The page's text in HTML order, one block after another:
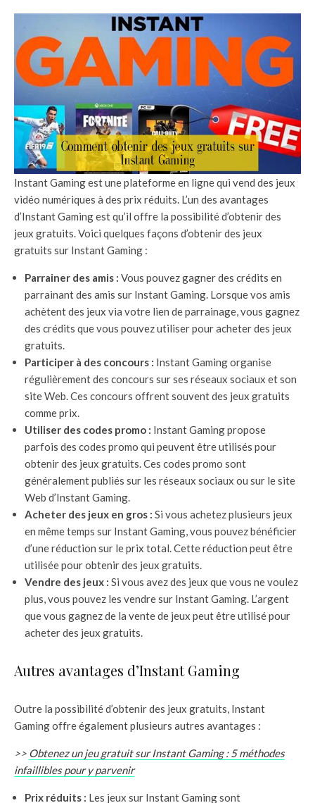
Instant Gaming est une plateforme en ligne qui vend des jeux
vidéo numériques à des prix réduits. L’un des avantages
d’Instant Gaming est qu’il offre la possibilité d’obtenir des
jeux gratuits. Voici quelques façons d’obtenir des jeux
gratuits sur Instant Gaming :
Parrainer des amis : Vous pouvez gagner des crédits en
parrainant des amis sur Instant Gaming. Lorsque vos amis
achètent des jeux via votre lien de parrainage, vous gagnez
des crédits que vous pouvez utiliser pour acheter des jeux
gratuits.
Participer à des concours : Instant Gaming organise
régulièrement des concours sur ses réseaux sociaux et son
site Web. Ces concours offrent souvent des jeux gratuits
comme prix.
Utiliser des codes promo : Instant Gaming propose
parfois des codes promo qui peuvent être utilisés pour
obtenir des jeux gratuits. Ces codes promo sont
généralement publiés sur les réseaux sociaux ou sur le site
Web d’Instant Gaming.
Acheter des jeux en gros : Si vous achetez plusieurs jeux
en même temps sur Instant Gaming, vous pouvez bénéficier
d’une réduction sur le prix total. Cette réduction peut être
utilisée pour obtenir des jeux gratuits.
Vendre des jeux : Si vous avez des jeux que vous ne voulez
plus, vous pouvez les vendre sur Instant Gaming. L’argent
que vous gagnez de la vente de jeux peut être utilisé pour
acheter des jeux gratuits.
Autres avantages d’Instant Gaming
Outre la possibilité d’obtenir des jeux gratuits, Instant
Gaming offre également plusieurs autres avantages :
>> Obtenez un jeu gratuit sur Instant Gaming : 5 méthodes
infaillibles pour y parvenir
Prix réduits : Les jeux sur Instant Gaming sont